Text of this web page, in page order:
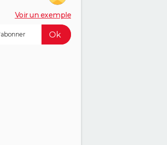
Voir un exemple